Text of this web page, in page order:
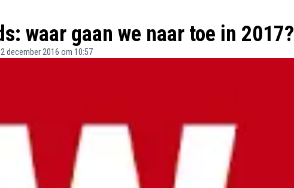
waar gaan we naar toe in 2017?
december 2016 om 10:57